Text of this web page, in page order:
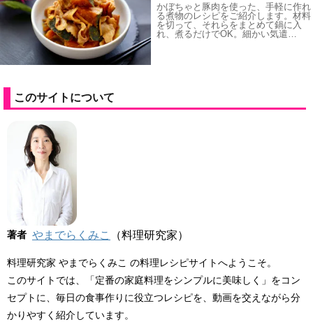
かぼちゃと豚肉を使った、手軽に作れ
る煮物のレシピをご紹介します。材料
を切って、それらをまとめて鍋に入
れ、煮るだけでOK。細かい気遣…
このサイトについて
著者 やまでらくみこ （料理研究家）
料理研究家 やまでらくみこ の料理レシピサイトへようこそ。
このサイトでは、「定番の家庭料理をシンプルに美味しく」をコン
セプトに、毎日の食事作りに役立つレシピを、動画を交えながら分
かりやすく紹介しています。